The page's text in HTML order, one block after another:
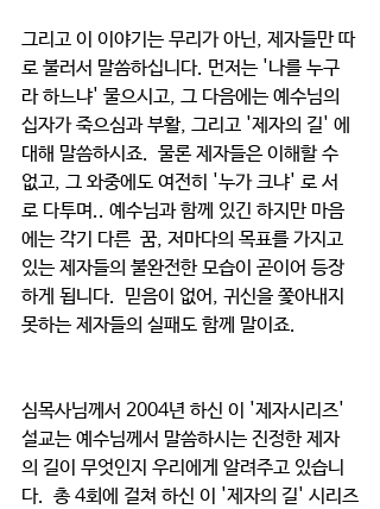
그리고 이 이야기는 무리가 아닌, 제자들만 따
로 불러서 말씀하십니다. 먼저는 '나를 누구
라 하느냐' 물으시고, 그 다음에는 예수님의
십자가 죽으심과 부활, 그리고 '제자의 길' 에
대해 말씀하시죠.  물론 제자들은 이해할 수
없고, 그 와중에도 여전히 '누가 크냐' 로 서
로 다투며.. 예수님과 함께 있긴 하지만 마음
에는 각기 다른  꿈, 저마다의 목표를 가지고
있는 제자들의 불완전한 모습이 곧이어 등장
하게 됩니다.  믿음이 없어, 귀신을 쫓아내지
못하는 제자들의 실패도 함께 말이죠.
심목사님께서 2004년 하신 이 '제자시리즈'
설교는 예수님께서 말씀하시는 진정한 제자
의 길이 무엇인지 우리에게 알려주고 있습니
다.  총 4회에 걸쳐 하신 이 '제자의 길' 시리즈